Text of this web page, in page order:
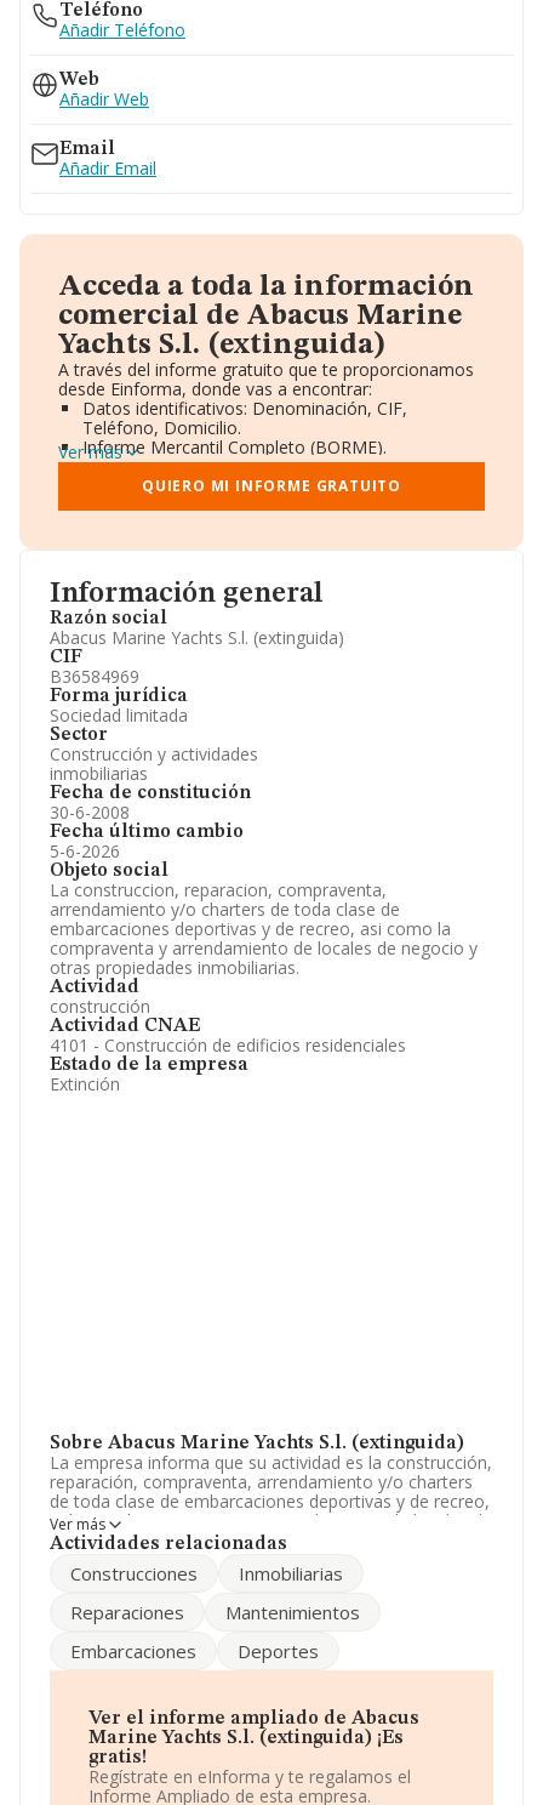
Información general
Razón social
Abacus Marine Yachts S.l. (extinguida)
CIF
B36584969
Forma jurídica
Sociedad limitada
Sector
Construcción y actividades
inmobiliarias
Fecha de constitución
30-6-2008
Fecha último cambio
5-6-2026
Objeto social
La construccion, reparacion, compraventa,
arrendamiento y/o charters de toda clase de
embarcaciones deportivas y de recreo, asi como la
compraventa y arrendamiento de locales de negocio y
otras propiedades inmobiliarias.
Actividad
construcción
Actividad CNAE
4101 - Construcción de edificios residenciales
Estado de la empresa
Extinción
Sobre Abacus Marine Yachts S.l. (extinguida)
La empresa informa que su actividad es la construcción,
reparación, compraventa, arrendamiento y/o charters
de toda clase de embarcaciones deportivas y de recreo,
así como la compraventa y arrendamiento de locales de
negocio y otras propiedades inmobiliarias. La empresa
con código '%cnae%'. La sociedad no tiene actividad en
(extinguida), con CIF B36584969, en el municipio de
Sanxenxo, provincia de Pontevedra, Galicia.
En relación con el sector y disponiendo de los datos de
hasta 188.948 empresas, en el ámbito nacional la
facturación alcanza la cifra de 36.783 millones de euros
y se estima que el promedio de la facturación entre
todas las empresas es de 194 mil euros. En cuanto a la
Ver más
Actividades relacionadas
Construcciones
Inmobiliarias
Reparaciones
Mantenimientos
Embarcaciones
Deportes
Ver el informe ampliado de Abacus
Marine Yachts S.l. (extinguida) ¡Es
gratis!
Regístrate en eInforma y te regalamos el
Informe Ampliado de esta empresa.
Teléfono
Añadir Teléfono
Web
Añadir Web
Email
Añadir Email
Acceda a toda la información
comercial de Abacus Marine
Yachts S.l. (extinguida)
A través del informe gratuito que te proporcionamos
desde Einforma, donde vas a encontrar:
Datos identificativos: Denominación, CIF,
Teléfono, Domicilio.
Informe Mercantil Completo (BORME).
Gráficos de Evolución Ventas y Empleados.
Consejo de Administración y Administradores.
Directivos y Ejecutivos.
Información oficial y registral complementaria.
Ver más
QUIERO MI INFORME GRATUITO